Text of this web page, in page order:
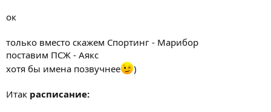
26.11. 22:45 Арсенал - Боруссия Д
26.11. 22:45 Лудогорец - Ливерпуль
ок
только вместо скажем Спортинг - Марибор
поставим ПСЖ - Аякс
хотя бы имена позвучнее
)
Итак расписание: